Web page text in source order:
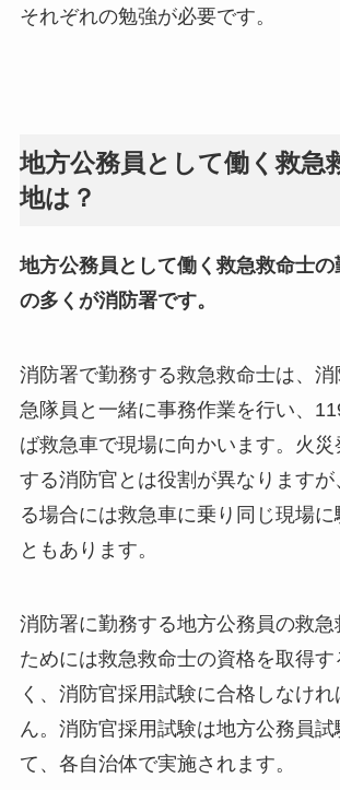
それぞれの勉強が必要です。
地方公務員として働く救急
地は？
地方公務員として働く救急救命士の
の多くが消防署です。
消防署で勤務する救急救命士は、消
急隊員と一緒に事務作業を行い、
ば救急車で現場に向かいます。火
する消防官とは役割が異なりますが
る場合には救急車に乗り同じ現場に
ともあります。
消防署に勤務する地方公務員の救急
ためには救急救命士の資格を取得す
く、消防官採用試験に合格しなけ
ん。消防官採用試験は地方公務員試
て、各自治体で実施されます。